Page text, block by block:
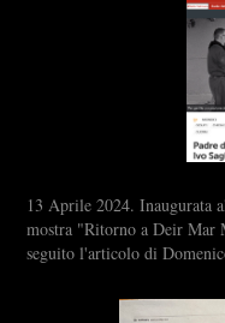
13 Aprile 2024. Inaugurata
mostra "Ritorno a Deir
seguito l'articolo di